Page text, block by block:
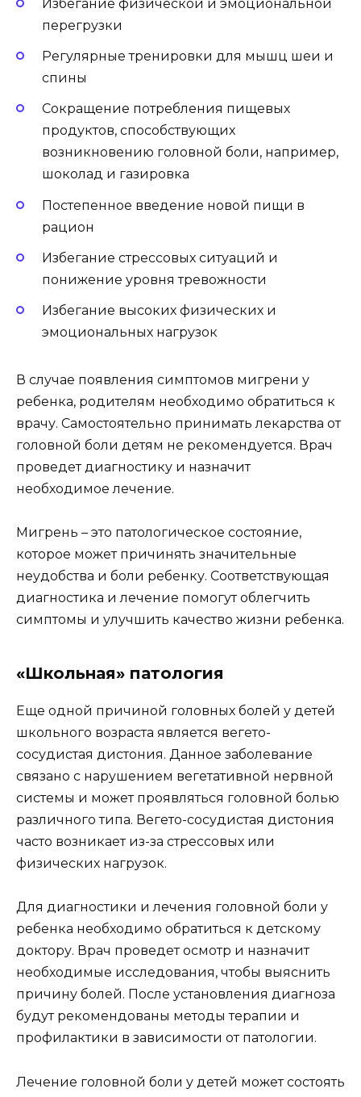
Избегание физической и эмоциональной
перегрузки
Регулярные тренировки для мышц шеи и
спины
Сокращение потребления пищевых
продуктов, способствующих
возникновению головной боли, например,
шоколад и газировка
Постепенное введение новой пищи в
рацион
Избегание стрессовых ситуаций и
понижение уровня тревожности
Избегание высоких физических и
эмоциональных нагрузок
В случае появления симптомов мигрени у
ребенка, родителям необходимо обратиться к
врачу. Самостоятельно принимать лекарства от
головной боли детям не рекомендуется. Врач
проведет диагностику и назначит
необходимое лечение.
Мигрень – это патологическое состояние,
которое может причинять значительные
неудобства и боли ребенку. Соответствующая
диагностика и лечение помогут облегчить
симптомы и улучшить качество жизни ребенка.
«Школьная» патология
Еще одной причиной головных болей у детей
школьного возраста является вегето-
сосудистая дистония. Данное заболевание
связано с нарушением вегетативной нервной
системы и может проявляться головной болью
различного типа. Вегето-сосудистая дистония
часто возникает из-за стрессовых или
физических нагрузок.
Для диагностики и лечения головной боли у
ребенка необходимо обратиться к детскому
доктору. Врач проведет осмотр и назначит
необходимые исследования, чтобы выяснить
причину болей. После установления диагноза
будут рекомендованы методы терапии и
профилактики в зависимости от патологии.
Лечение головной боли у детей может состоять